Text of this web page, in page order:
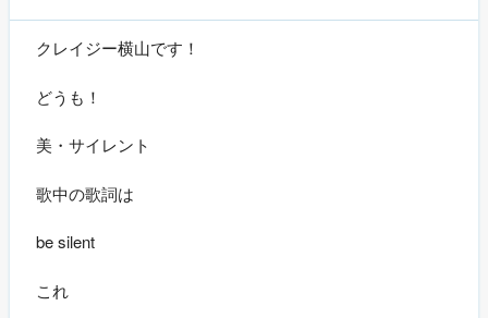
クレイジー横山です！
どうも！
美・サイレント
歌中の歌詞は
be silent
これ